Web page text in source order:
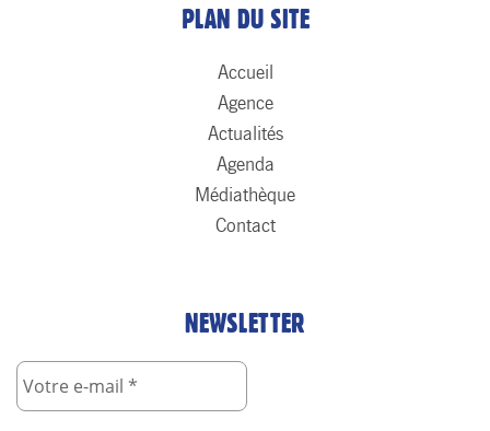
PLAN DU SITE
Accueil
Agence
Actualités
Agenda
Médiathèque
Contact
NEWSLETTER